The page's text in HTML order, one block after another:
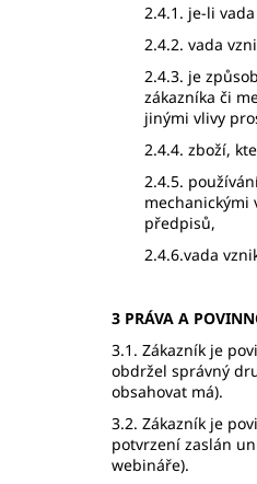
2.4.1. je-li
2.4.2. vada
2.4.3. je
zákazníka či
jinými vlivy
2.4.4. zboží,
2.4.5.
mechanickými
předpisů,
2.4.6.vada
3 PRÁVA A
3.1. Zákazník je
obdržel správný
obsahovat má).
3.2. Zákazník je
potvrzení zaslán
webináře).